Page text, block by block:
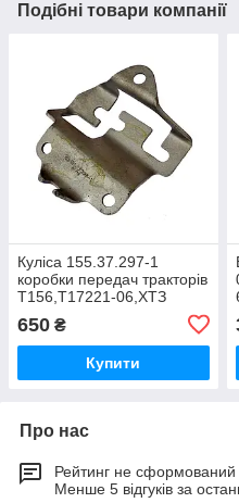
Подібні товари компанії
Куліса 155.37.297-1
коробки передач тракторів
Т156,Т17221-06,ХТЗ
650 ₴
Купити
Про нас
Рейтинг не сформований
Менше 5 відгуків за